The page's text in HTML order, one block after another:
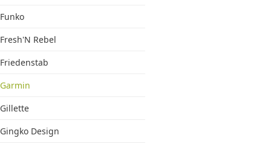
Funko
Fresh'N Rebel
Friedenstab
Garmin
Gillette
Gingko Design